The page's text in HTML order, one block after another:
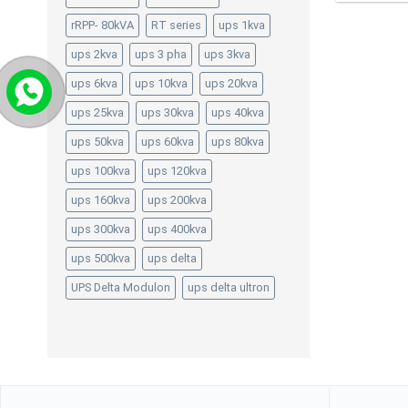
rRPP- 80kVA RT series ups 1kva
ups 2kva ups 3 pha ups 3kva
ups 6kva ups 10kva ups 20kva
ups 25kva ups 30kva ups 40kva
ups 50kva ups 60kva ups 80kva
ups 100kva ups 120kva
ups 160kva ups 200kva
ups 300kva ups 400kva
ups 500kva ups delta
UPS Delta Modulon ups delta ultron
out of 5